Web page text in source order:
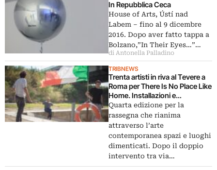
In Repubblica Ceca
House of Arts, Ústí nad
Labem – fino al 9 dicembre
2016. Dopo aver fatto tappa a
Bolzano,”In Their Eyes…”…
di Antonella Palladino
TRIBNEWS
Trenta artisti in riva al Tevere a
Roma per There Is No Place Like
Home. Installazioni e
videoproiezioni sotto il Ponte
Marconi
Quarta edizione per la
rassegna che rianima
attraverso l’arte
contemporanea spazi e luoghi
dimenticati. Dopo il doppio
intervento tra via…